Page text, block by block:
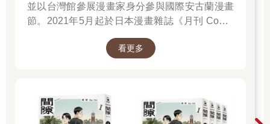
並以台灣館參展漫畫家身分參與國際安古蘭漫畫
節。2021年5月起於日本漫畫雜誌《月刊 Comic
於2022年5月於台日同步發行單行本，爾後獲得
等肯定。2023年4月起再度於《月刊 Comic
Beam》連載新作《間隙》。
看更多